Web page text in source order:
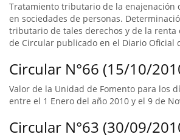
Tratamiento tributario de la enajenación
en sociedades de personas.
tributario de tales derechos y de la renta
de Circular publicado en el Diario Oficial
Circular N°66 (15/10/
Valor de la Unidad de Fomento para los
entre el 1 Enero del año 2010 y el 9 de
Circular N°63 (30/09/